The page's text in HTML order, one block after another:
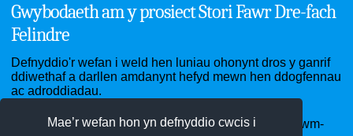
Mae’r wefan hon yn defnyddio cwcis i
Gwybodaeth am y prosiect Stori Fawr Dre-fach
Felindre
Defnyddio'r wefan i weld hen luniau ohonynt dros y ganrif
ddiwethaf a darllen amdanynt hefyd mewn hen ddogfennau
ac adroddiadau.
Ardal Dre-fach Felindre - sef pentrefi Cwmhiraeth, Cwm-